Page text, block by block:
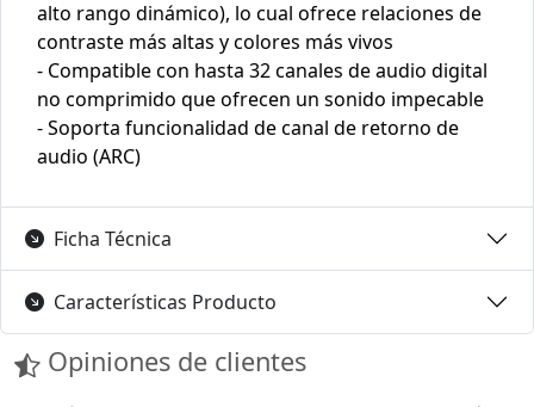
alto rango dinámico), lo cual ofrece relaciones de
contraste más altas y colores más vivos
- Compatible con hasta 32 canales de audio digital
no comprimido que ofrecen un sonido impecable
- Soporta funcionalidad de canal de retorno de
audio (ARC)
Ficha Técnica
Características Producto
Opiniones de clientes